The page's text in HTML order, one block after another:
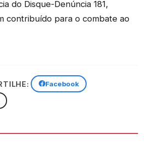
do Disque-Denúncia 181,
contribuído para o combate ao
Facebook